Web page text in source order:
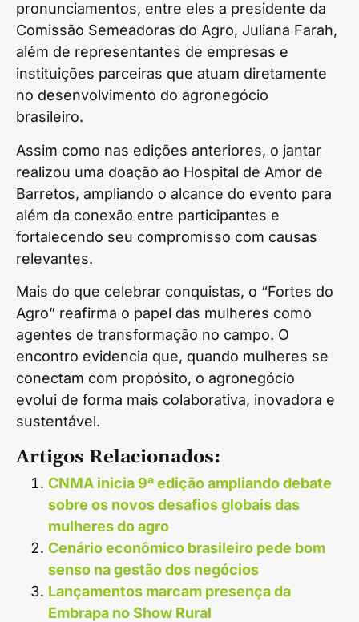
pronunciamentos, entre eles a presidente da
Comissão Semeadoras do Agro, Juliana Farah,
além de representantes de empresas e
instituições parceiras que atuam diretamente
no desenvolvimento do agronegócio
brasileiro.
Assim como nas edições anteriores, o jantar
realizou uma doação ao Hospital de Amor de
Barretos, ampliando o alcance do evento para
além da conexão entre participantes e
fortalecendo seu compromisso com causas
relevantes.
Mais do que celebrar conquistas, o “Fortes do
Agro” reafirma o papel das mulheres como
agentes de transformação no campo. O
encontro evidencia que, quando mulheres se
conectam com propósito, o agronegócio
evolui de forma mais colaborativa, inovadora e
sustentável.
Artigos Relacionados:
CNMA inicia 9ª edição ampliando debate
sobre os novos desafios globais das
mulheres do agro
Cenário econômico brasileiro pede bom
senso na gestão dos negócios
Lançamentos marcam presença da
Embrapa no Show Rural